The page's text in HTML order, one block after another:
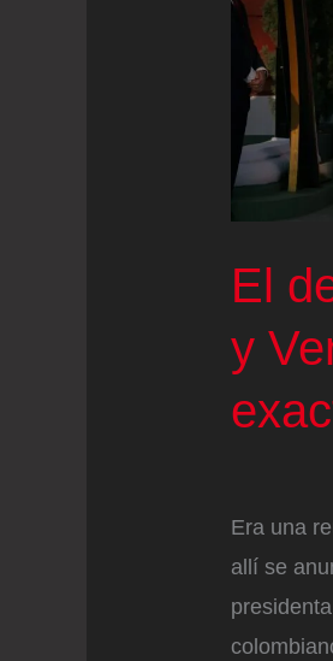
de
los
activistas
de
la
Flotilla
El
y
Era una
allí se